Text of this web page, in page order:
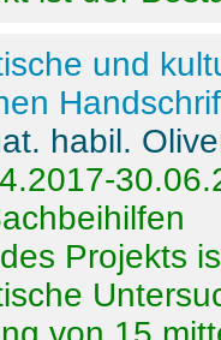
und
habil.
Projekts